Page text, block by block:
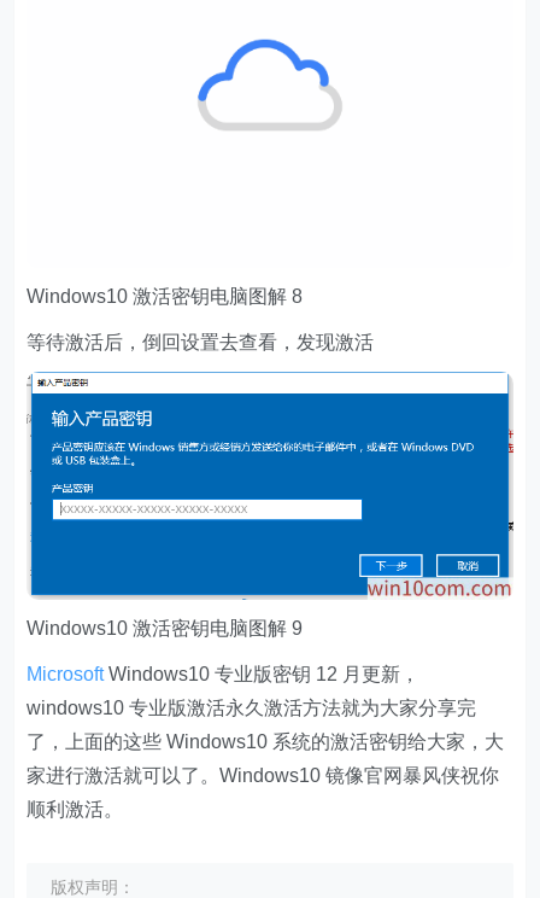
Windows10 激活密钥电脑图解 8
等待激活后，倒回设置去查看，发现激活
Windows10 激活密钥电脑图解 9
MicrosoftWindows10 专业版密钥 12 月更新，
windows10 专业版激活永久激活方法就为大家分享完
了，上面的这些 Windows10 系统的激活密钥给大家，大
家进行激活就可以了。Windows10 镜像官网暴风侠祝你
顺利激活。
版权声明：